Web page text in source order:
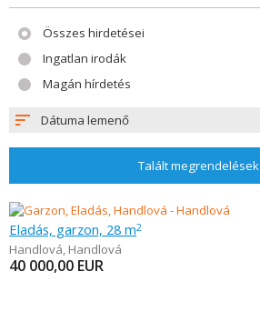
Összes hirdetései
Ingatlan irodák
Magán hírdetés
Dátuma lemenő
Talált megrendelések
Eladás, garzon, 28 m2
Handlová, Handlová
40 000,00 EUR